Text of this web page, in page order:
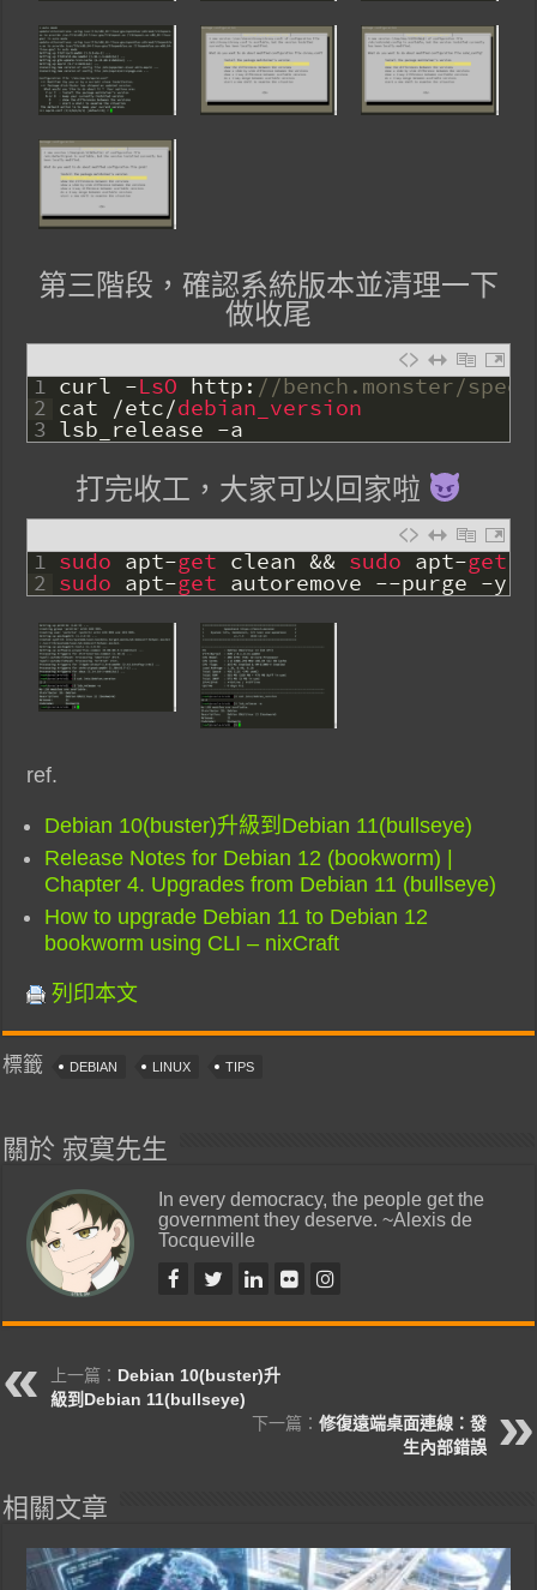
第三階段，確認系統版本並清理一下
做收尾
1
2
3
curl -LsO http://bench.monster/
cat /etc/debian_version
lsb_release -a
打完收工，大家可以回家啦
1
2
sudo apt-get clean && sudo apt-get
sudo apt-get autoremove --purge -y
ref.
Debian 10(buster)升級到Debian 11(bullseye)
Release Notes for Debian 12 (bookworm) |
Chapter 4. Upgrades from Debian 11 (bullseye)
How to upgrade Debian 11 to Debian 12
bookworm using CLI – nixCraft
列印本文
標籤 DEBIAN LINUX TIPS
關於 寂寞先生
In every democracy, the people get the
government they deserve. ~Alexis de
Tocqueville
上一篇： Debian 10(buster)升
級到Debian 11(bullseye)
下一篇： 修復遠端桌面連線：發
生內部錯誤
相關文章